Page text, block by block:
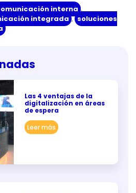
interna ,
integrada , soluciones
Las 4 ventajas de la
digitalización en áreas
de espera
Leer más